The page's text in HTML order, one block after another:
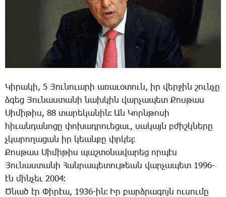
­Կի­րա­կի, 5 ­Յու­նո­ւա­րի ա­ռա­ւօ­տուն, իր վեր­ջին շուն­չը
ձգեց ­Յու­նաս­տա­նի նախ­կին վար­չա­պետ ­Քոս­թաս
­Սի­մի­թիս, 88 տա­րե­կա­նին։ Ան ­Կորն­թո­սի
հի­ւան­դա­նո­ցը փո­խադ­րո­ւե­ցաւ, սա­կայն բժիշկ­նե­րը
չկա­րո­ղա­ցան իր կեան­քը փրկել։
­Քոս­թաս ­Սի­մի­թիս պաշ­տօ­նա­վա­րեց որ­պէս
­Յու­նաս­տա­նի ­Հան­րա­պե­տու­թեան վար­չա­պետ 1996-
էն մին­չեւ 2004։
Ծ­նած էր ­Փի­րէա, 1936-ին։ Իր բարձ­րա­գոյն ու­սու­մը